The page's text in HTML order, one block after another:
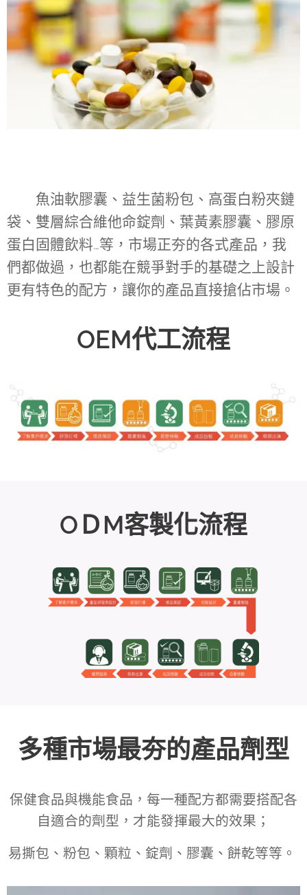
魚油軟膠囊、益生菌粉包、高蛋白粉夾鏈
袋、雙層綜合維他命錠劑、葉黃素膠囊、膠原
蛋白固體飲料…等，市場正夯的各式產品，我
們都做過，也都能在競爭對手的基礎之上設計
更有特色的配方，讓你的產品直接搶佔市場。
OEM代工流程
OＤM客製化流程
多種市場最夯的產品劑型
保健食品與機能食品，每一種配方都需要搭配各
自適合的劑型，才能發揮最大的效果；
易撕包、粉包、顆粒、錠劑、膠囊、餅乾等等。